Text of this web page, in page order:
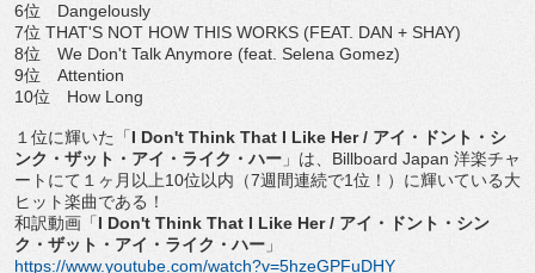
6位 Dangelously
7位 THAT'S NOT HOW THIS WORKS (FEAT. DAN + SHAY)
8位 We Don't Talk Anymore (feat. Selena Gomez)
9位 Attention
10位 How Long
１位に輝いた「I Don't Think That I Like Her / アイ・ドント・シ
ンク・ザット・アイ・ライク・ハー 」は、 Billboard Japan 洋楽チャ
ートにて１ヶ月以上10位以内（7週間連続で1位！）に輝いている大
ヒット楽曲である！
和訳動画「I Don't Think That I Like Her / アイ・ドント・シン
ク・ザット・アイ・ライク・ハー 」
https://www.youtube.com/watch?v=5hzeGPFuDHY